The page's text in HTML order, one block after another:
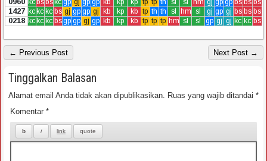
1427 kckc kc bs gj gp gp gj kb kp kb tp th th sl hm sl gj gp gj bs bs bs
0218 kckc kc bsgp gp gj gp kb kp kb tp tp tp hm sl sl gp gj gj kc kc bs
← Previous Post Next Post →
Tinggalkan Balasan
Alamat email Anda tidak akan dipublikasikan. Ruas yang wajib ditandai *
Komentar *